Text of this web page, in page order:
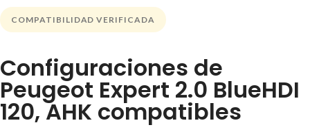
COMPATIBILIDAD VERIFICADA
Configuraciones de
Peugeot Expert 2.0 BlueHDI
120, AHK compatibles